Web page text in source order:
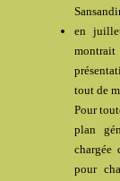
en
tout de
Pour
plan
chargée
pour